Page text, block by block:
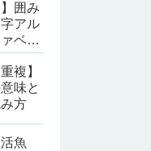
囲み
アル
ベッ
カタ
ナ
重複】
味と
方
活魚